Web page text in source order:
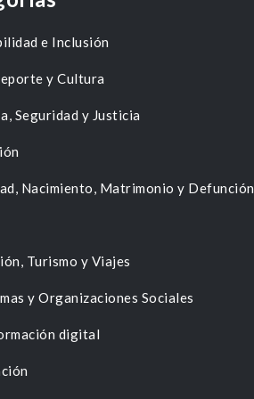
e Inclusión
y Cultura
Seguridad y Justicia
Nacimiento, Matrimonio y Defunción
Turismo y Viajes
y Organizaciones Sociales
digital